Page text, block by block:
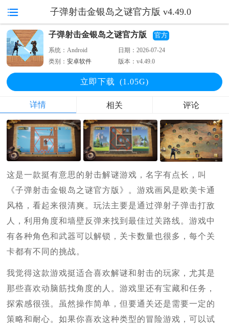
子弹射击金银岛之谜官方版 v4.49.0
子弹射击金银岛之谜官方版 官方
系统：Android 日期：2026-07-24
类别：安卓软件 版本：v4.49.0
立即下载 (1.05G)
详情 相关 评论
这是一款挺有意思的射击解谜游戏，名字有点长，叫
《子弹射击金银岛之谜官方版》。游戏画风是欧美卡通
风格，看起来很清爽。玩法主要是通过弹射子弹击打敌
人，利用角度和墙壁反弹来找到最佳过关路线。游戏中
有各种角色和武器可以解锁，关卡数量也很多，每个关
卡都有不同的挑战。
我觉得这款游戏挺适合喜欢解谜和射击的玩家，尤其是
那些喜欢动脑筋找角度的人。游戏里还有宝藏和任务，
探索感很强。虽然操作简单，但要通关还是需要一定的
策略和耐心。如果你喜欢这种类型的冒险游戏，可以试